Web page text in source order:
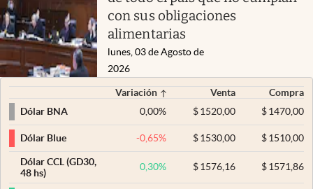
con sus obligaciones
alimentarias
lunes, 03 de Agosto de
2026
Variación Venta
Compra
Dólar BNA
0,00% $ 1520,00 $1470,00
Dólar Blue -0,65% $ 1530,00 $1510,00
Dólar CCL (GD30,
48 hs)
0,30% $ 1576,16 $1571,86